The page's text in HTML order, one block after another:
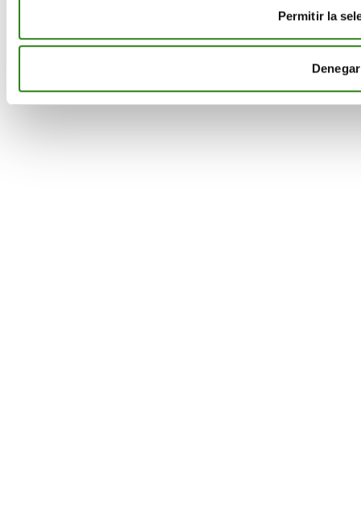
Permitir la
Denegar